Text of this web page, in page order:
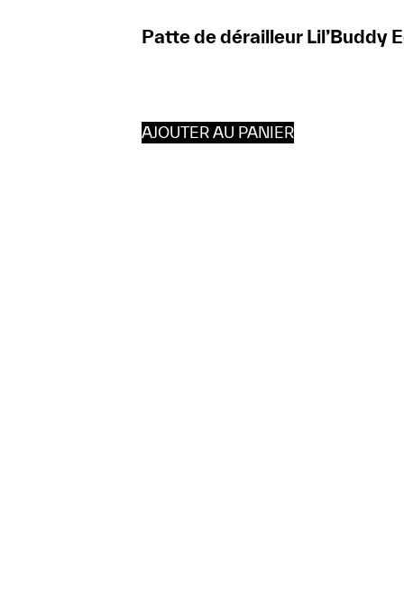
Patte de dérailleur Lil’Buddy
AJOUTER AU PANIER